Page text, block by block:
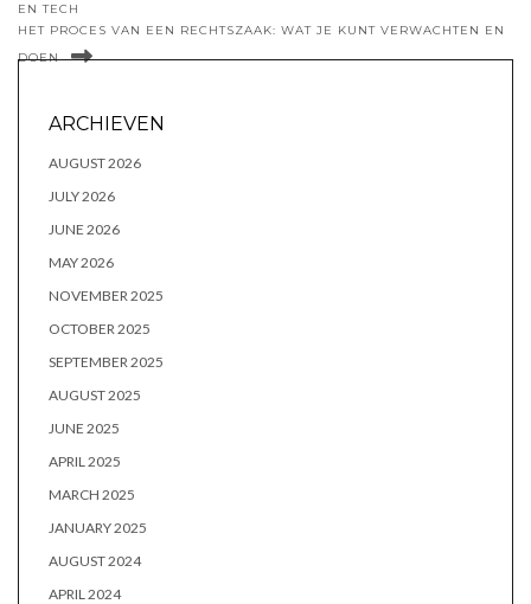
EN TECH
HET PROCES VAN EEN RECHTSZAAK: WAT JE KUNT VERWACHTEN EN
DOEN
ARCHIEVEN
AUGUST 2026
JULY 2026
JUNE 2026
MAY 2026
NOVEMBER 2025
OCTOBER 2025
SEPTEMBER 2025
AUGUST 2025
JUNE 2025
APRIL 2025
MARCH 2025
JANUARY 2025
AUGUST 2024
APRIL 2024